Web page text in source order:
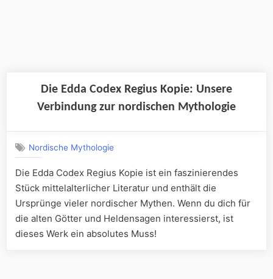
Die Edda Codex Regius Kopie: Unsere
Verbindung zur nordischen Mythologie
Nordische Mythologie
Die Edda Codex Regius Kopie ist ein faszinierendes
Stück mittelalterlicher Literatur und enthält die
Ursprünge vieler nordischer Mythen. Wenn du dich für
die alten Götter und Heldensagen interessierst, ist
dieses Werk ein absolutes Muss!